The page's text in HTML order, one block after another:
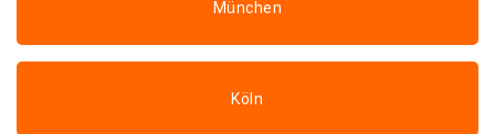
München
Köln